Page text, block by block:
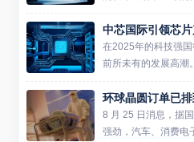
教授领导的研究团队
智能计算芯片，这一
硬件领域取得了重...
在2025年的科技强
前所未有的发展高潮
国际取得重大技术突
国际不仅在14nm工
也进入了试...
8 月 25 日消息，据
强劲，汽车、消费电